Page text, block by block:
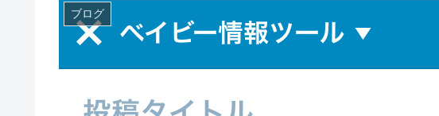
ブログ